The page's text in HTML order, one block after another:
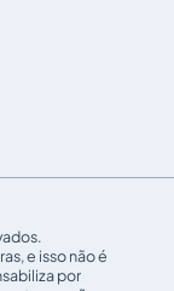
e isso não é
por